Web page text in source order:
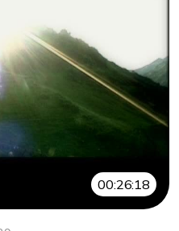
00:26:18